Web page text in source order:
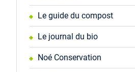
Le guide du compost
Le journal du bio
Noé Conservation